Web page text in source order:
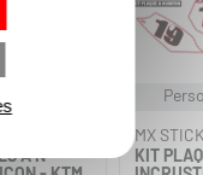
À N°
MX
KIT